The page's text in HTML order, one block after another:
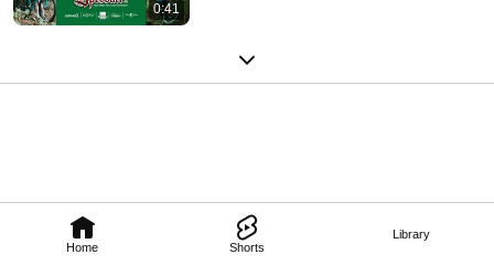
Home Shorts
Library
0:41